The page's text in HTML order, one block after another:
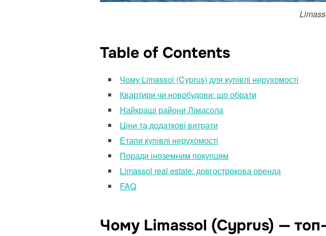
Table of Contents
Чому Limassol (Cyprus) для купівлі нерухомості
Квартири чи новобудови: що обрати
Найкращі райони Лімасола
Ціни та додаткові витрати
Етапи купівлі нерухомості
Поради іноземним покупцям
Limassol real estate: довгострокова оренда
FAQ
Чому Limassol (Cyprus) —